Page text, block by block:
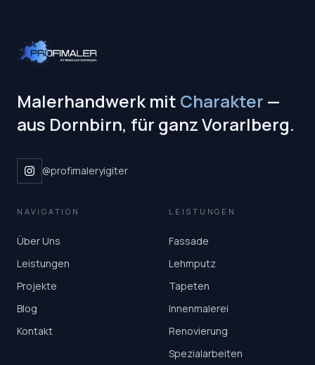
Malerhandwerk mit Charakter —
aus Dornbirn, für ganz Vorarlberg.
@profimaleryigiter
NAVIGATION
Über Uns
Leistungen
Projekte
Blog
Kontakt
LEISTUNGEN
Fassade
Lehmputz
Tapeten
Innenmalerei
Renovierung
Spezialarbeiten